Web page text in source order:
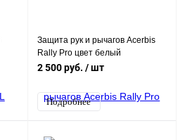
Защита рук и рычагов Acerbis
Rally Pro цвет белый
2 500 руб. / шт
Подробнее